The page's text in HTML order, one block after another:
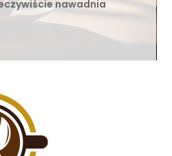
nawadnia